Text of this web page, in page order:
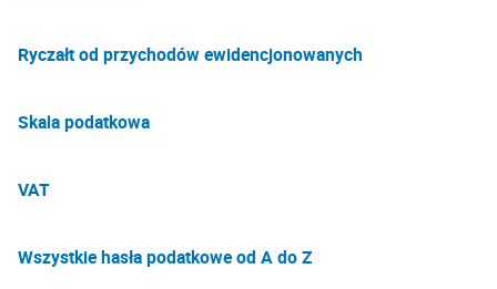
Ryczałt od przychodów ewidencjonowanych
Skala podatkowa
VAT
Wszystkie hasła podatkowe od A do Z